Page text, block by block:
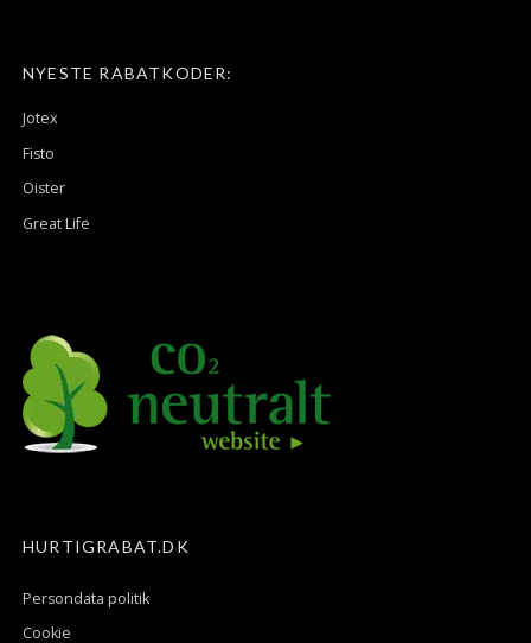
NYESTE RABATKODER:
Jotex
Fisto
Oister
Great Life
HURTIGRABAT.DK
Persondata politik
Cookie